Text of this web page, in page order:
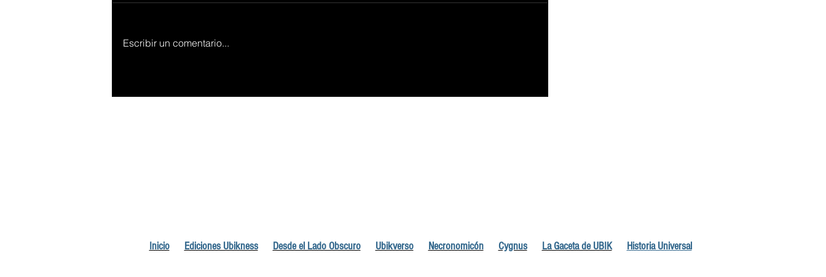
Escribir un comentario...
Inicio Ediciones Ubikness Desde el Lado Obscuro Ubikverso Necronomicón Cygnus La Gaceta de UBIK Historia Universal